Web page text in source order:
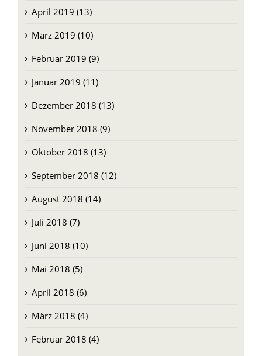
April 2019 (13)
März 2019 (10)
Februar 2019 (9)
Januar 2019 (11)
Dezember 2018 (13)
November 2018 (9)
Oktober 2018 (13)
September 2018 (12)
August 2018 (14)
Juli 2018 (7)
Juni 2018 (10)
Mai 2018 (5)
April 2018 (6)
März 2018 (4)
Februar 2018 (4)